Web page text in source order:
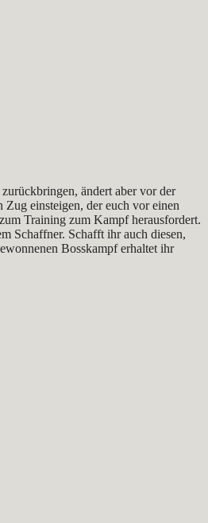
ändert aber vor der
einsteigen, der euch vor einen
Training zum Kampf herausfordert.
Schaffner. Schafft ihr auch diesen,
Bosskampf erhaltet ihr